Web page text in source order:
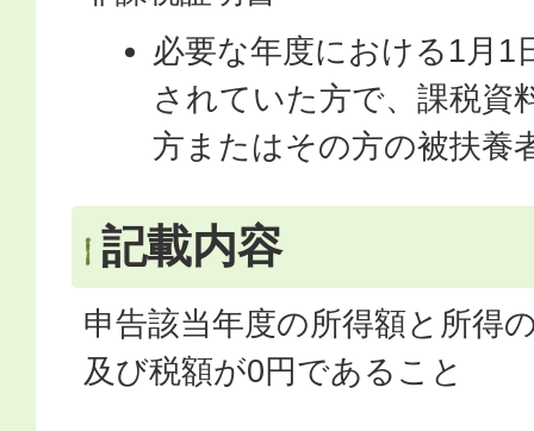
必要な年度における1月1
されていた方で、課税資
方またはその方の被扶養
記載内容
申告該当年度の所得額と所得
及び税額が0円であること